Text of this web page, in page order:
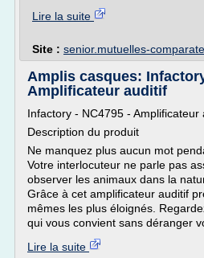
Lire la suite
Site : senior.mutuelles-
Amplis casques:
Amplificateur auditif
Infactory - NC4795 - Amplificateur
Description du produit
Ne manquez plus aucun mot
Votre interlocuteur ne parle pas
observer les animaux dans la
Grâce à cet amplificateur auditif
mêmes les plus éloignés.
qui vous convient sans déranger
Lire la suite